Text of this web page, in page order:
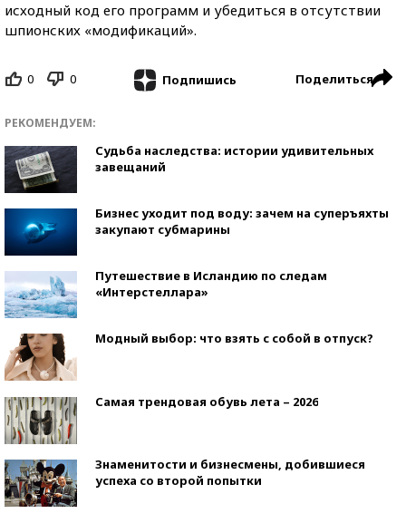
исходный код его программ и убедиться в отсутствии
шпионских «модификаций».
0 0 Подпишись Поделиться
РЕКОМЕНДУЕМ:
Судьба наследства: истории удивительных
завещаний
Бизнес уходит под воду: зачем на суперъяхты
закупают субмарины
Путешествие в Исландию по следам
«Интерстеллара»
Модный выбор: что взять с собой в отпуск?
Самая трендовая обувь лета – 2026
Знаменитости и бизнесмены, добившиеся
успеха со второй попытки